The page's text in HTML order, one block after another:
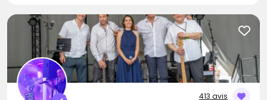
413 avis